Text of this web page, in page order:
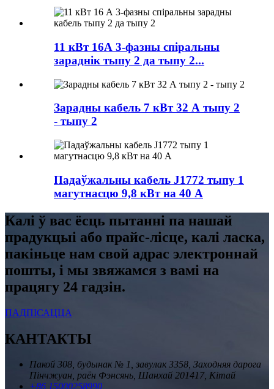
11 кВт 16А 3-фазны спіральны
зараднік тыпу 2 да тыпу 2...
Зарадны кабель 7 кВт 32 А тыпу 2
- тыпу 2
Падаўжальны кабель J1772 тыпу 1
магутнасцю 9,8 кВт на 40 А
Калі ў вас ёсць пытанні па нашай
прадукцыі або прайс-лісце, калі ласка,
пакіньце нам свой адрас электроннай
пошты, і мы звяжамся з вамі на
працягу 24 гадзін.
ПАДПІСАЦЦА
КАНТАКТЫ
Пакой 308, будынак № 1, завулак 3358, Заходняя дарога
Пінчжуан, раён Фэнсянь, Шанхай 201417, Кітай
+86 15000258990